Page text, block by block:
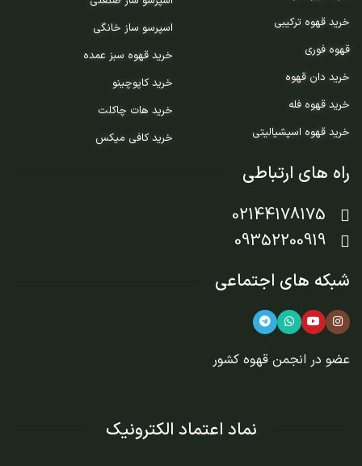
خرید قهوه ترکیبی
قهوه فوری
خرید دان قهوه
خرید قهوه فله
خرید قهوه اسپشیالیتی
اسپرسو ساز خانگی
خرید قهوه سبز عمده
خرید کاپوچینو
خرید هات چاکلت
خرید کافی میکس
راه های ارتباطی
02144178175
09352200919
شبکه های اجتماعی
عضو در انجمن قهوه کشور
نماد اعتماد الکترونیک